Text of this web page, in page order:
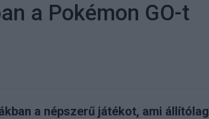
a Pokémon GO-t
a népszerű játékot, ami állítólag